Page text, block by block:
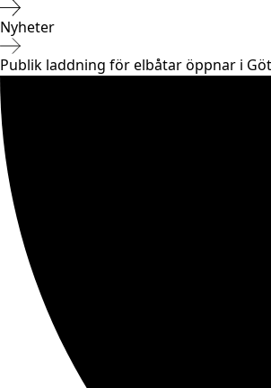
Nyheter
Publik laddning för elbåtar öppnar i